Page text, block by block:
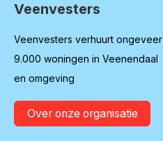
Contactinformatie
Veenvesters
Veenvesters verhuurt ongeveer
9.000 woningen in Veenendaal
en omgeving
Over onze organisatie